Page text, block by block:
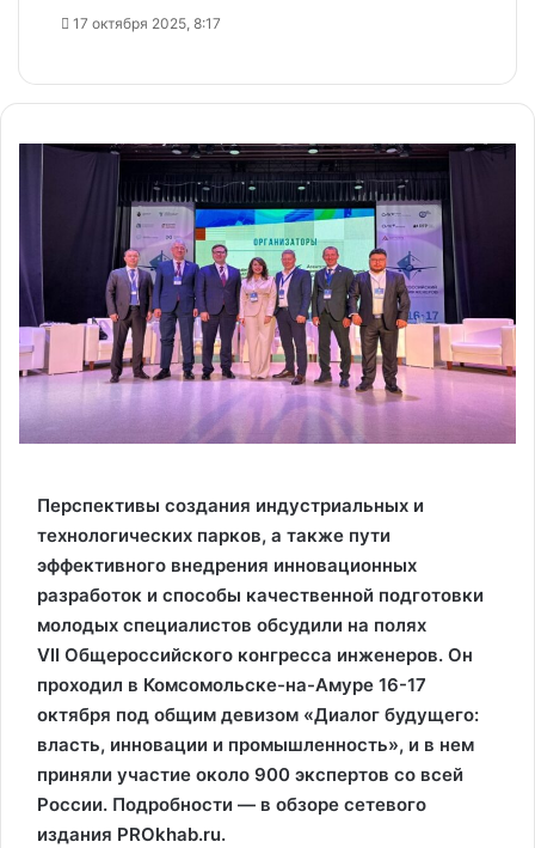
17 октября 2025, 8:17
Перспективы создания индустриальных и
технологических парков, а также пути
эффективного внедрения инновационных
разработок и способы качественной подготовки
молодых специалистов обсудили на полях
VII Общероссийского конгресса инженеров. Он
проходил в Комсомольске-на-Амуре 16-17
октября под общим девизом «Диалог будущего:
власть, инновации и промышленность», и в нем
приняли участие около 900 экспертов со всей
России. Подробности — в обзоре сетевого
издания PROkhab.ru.